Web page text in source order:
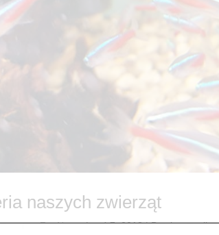
naszych zwierząt
przezZooNemo|paź 7, 2018| Bez kategorii